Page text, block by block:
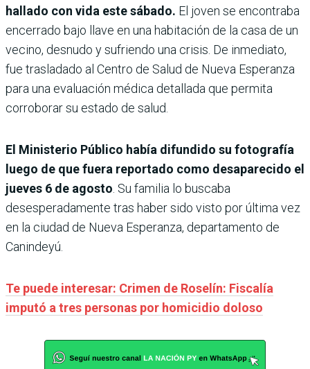
hallado con vida este sábado. El joven se encontraba
encerrado bajo llave en una habitación de la casa de un
vecino, desnudo y sufriendo una crisis. De inmediato,
fue trasladado al Centro de Salud de Nueva Esperanza
para una evaluación médica detallada que permita
corroborar su estado de salud.
El Ministerio Público había difundido su fotografía
luego de que fuera reportado como desaparecido el
jueves 6 de agosto. Su familia lo buscaba
desesperadamente tras haber sido visto por última vez
en la ciudad de Nueva Esperanza, departamento de
Canindeyú.
Te puede interesar: Crimen de Roselín: Fiscalía
imputó a tres personas por homicidio doloso